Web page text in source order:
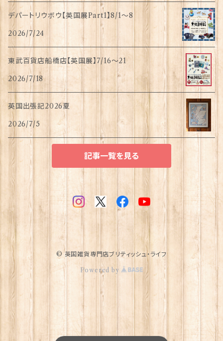
デパートリウボウ【英国展Part1】8/1〜8
2026/7/24
東武百貨店船橋店【英国展】7/16～21
2026/7/18
英国出張記2026夏
2026/7/5
記事一覧を見る
© 英国雑貨専門店ブリティッシュ・ライフ
Powered by